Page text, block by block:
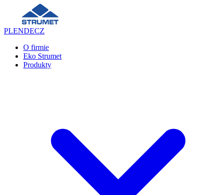
PLENDECZ
O firmie
Eko Strumet
Produkty